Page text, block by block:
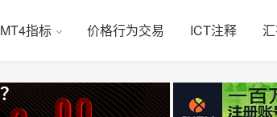
MT4指标 价格行为交易 ICT注释